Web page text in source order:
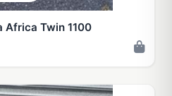
Africa Twin 1100